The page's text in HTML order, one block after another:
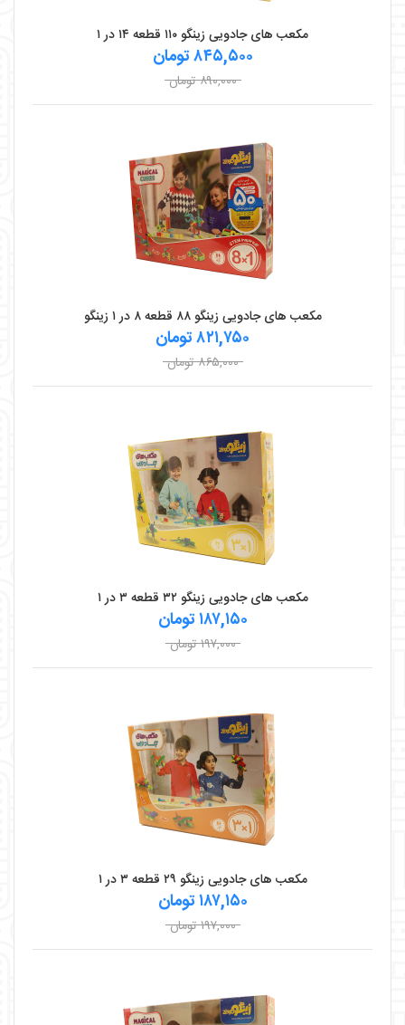
مکعب های جادویی زینگو ۱۱۰ قطعه ۱۴ در ۱
۸۴۵,۵۰۰ تومان
۸۹۰,۰۰۰ تومان
مکعب های جادویی زینگو ۸۸ قطعه ۸ در ۱ زینگو
۸۲۱,۷۵۰ تومان
۸۶۵,۰۰۰ تومان
مکعب های جادویی زینگو ۳۲ قطعه ۳ در ۱
۱۸۷,۱۵۰ تومان
۱۹۷,۰۰۰ تومان
مکعب های جادویی زینگو ۲۹ قطعه ۳ در ۱
۱۸۷,۱۵۰ تومان
۱۹۷,۰۰۰ تومان